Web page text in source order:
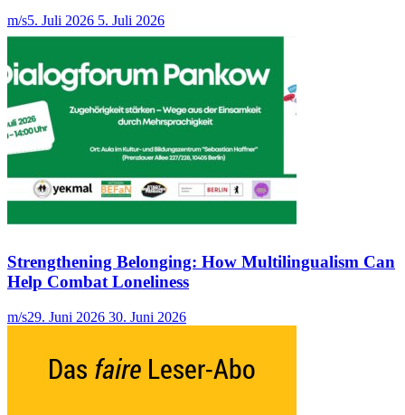
m/s5. Juli 2026 5. Juli 2026
Strengthening Belonging: How Multilingualism Can
Help Combat Loneliness
m/s29. Juni 2026 30. Juni 2026